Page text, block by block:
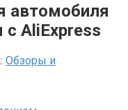
автомобиля
AliExpress
Обзоры и